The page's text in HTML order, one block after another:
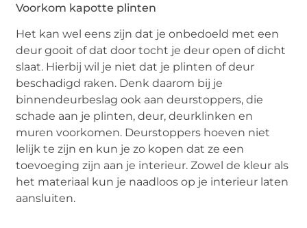
Voorkom kapotte plinten
Het kan wel eens zijn dat je onbedoeld met een
deur gooit of dat door tocht je deur open of dicht
slaat. Hierbij wil je niet dat je plinten of deur
beschadigd raken. Denk daarom bij je
binnendeurbeslag ook aan deurstoppers, die
schade aan je plinten, deur, deurklinken en
muren voorkomen. Deurstoppers hoeven niet
lelijk te zijn en kun je zo kopen dat ze een
toevoeging zijn aan je interieur. Zowel de kleur als
het materiaal kun je naadloos op je interieur laten
aansluiten.